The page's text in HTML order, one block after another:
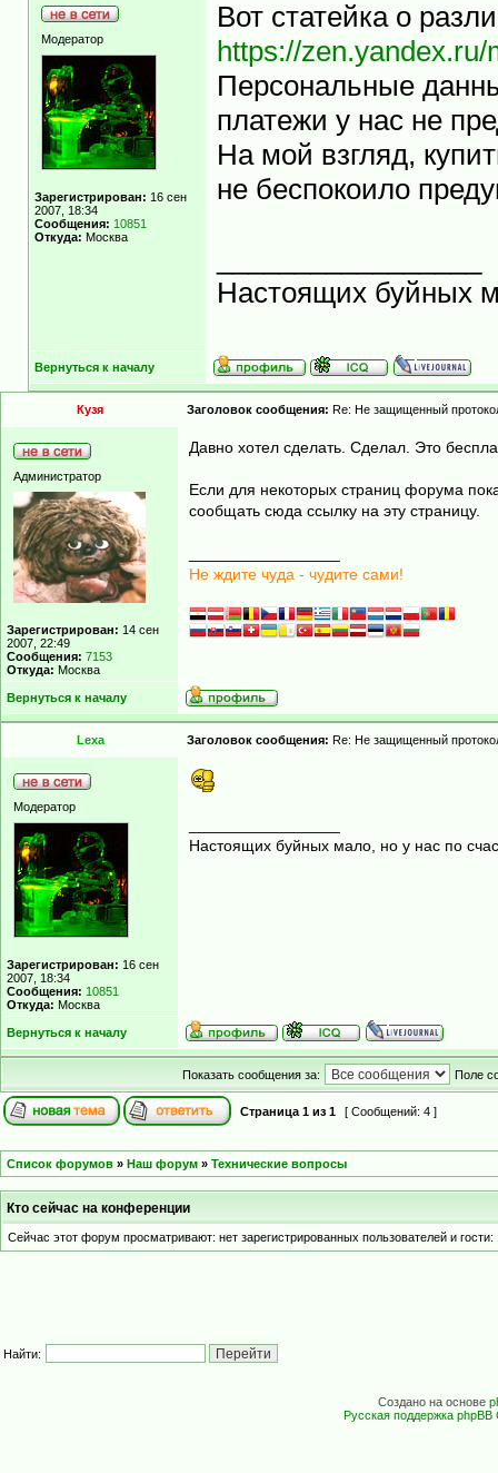
Модератор
Зарегистрирован: 16 сен
2007, 18:34
Сообщения: 10851
Откуда: Москва
Вот статейка о
https://
Персональные
платежи у нас не
На мой взгляд,
не беспокоило
Настоящих буйных
Вернуться к началу
Кузя Заголовок сообщения: Re: Не защищенный
Администратор
Зарегистрирован: 14 сен
2007, 22:49
Сообщения: 7153
Откуда: Москва
Давно хотел сделать. Сделал. Это
Если для некоторых страниц форума
сообщать сюда ссылку на эту страницу.
Не ждите чуда - чудите сами!
Вернуться к началу
Lexa Заголовок сообщения: Re: Не защищенный
Модератор
Зарегистрирован: 16 сен
2007, 18:34
Сообщения: 10851
Откуда: Москва
Настоящих буйных мало, но у нас по
Вернуться к началу
Показать сообщения за: Поле
Страница 1 из 1 [ Сообщений: 4 ]
Список форумов » Наш форум » Технические вопросы
Кто сейчас на конференции
Сейчас этот форум просматривают: нет зарегистрированных пользователей и гости:
Найти:
Создано на основе
Русская поддержка phpBB